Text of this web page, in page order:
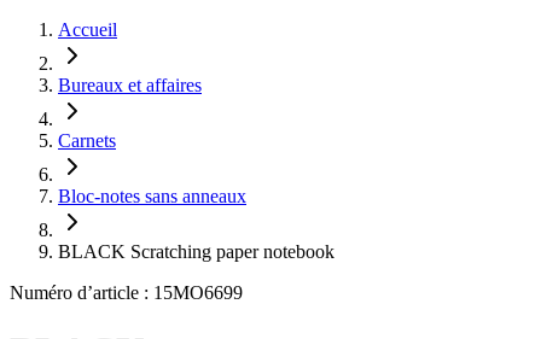
Accueil
Bureaux et affaires
Carnets
Bloc-notes sans anneaux
BLACK Scratching paper notebook
Numéro d’article : 15MO6699